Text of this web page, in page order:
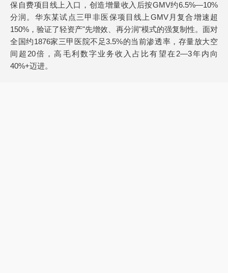
保自费项目线上入口，创造增量收入后按GMV约6.5%—10%
分润。华东某试点三甲非医保项目线上GMV月复合增速超
150%，验证了轻资产"先增效、再分润"模式的强复制性。面对
全国约1876家三甲医院不足3.5%的当前渗透率，存量放大空
间超20倍，高毛利数字业务收入占比有望在2—3年内向
40%+迈进。